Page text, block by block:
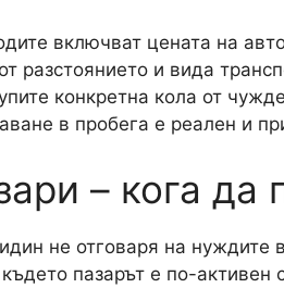
включват цената на
разстоянието и вида
конкретна кола от
в пробега е реален и
– кога да
не отговаря на
пазарът е по-